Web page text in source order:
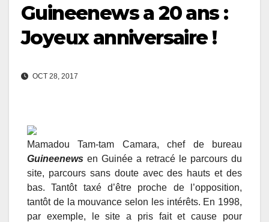
Guineenews a 20 ans :
Joyeux anniversaire !
OCT 28, 2017
Mamadou Tam-tam Camara, chef de bureau
Guineenews en Guinée a retracé le parcours du
site, parcours sans doute avec des hauts et des
bas. Tantôt taxé d’être proche de l’opposition,
tantôt de la mouvance selon les intérêts. En 1998,
par exemple, le site a pris fait et cause pour